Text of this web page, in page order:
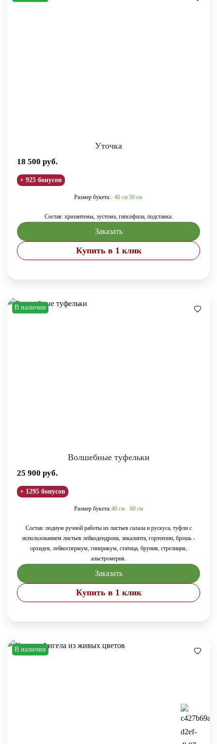
Уточка
18 500 руб.
+ 925 бонусов
Размер букета: 40 см 50 см
Состав: хризантемы, эустома, гипсофила, подставка.
Заказать
Купить в 1 клик
В наличии
Волшебные туфельки
25 900 руб.
+ 1295 бонусов
Размер букета:40 см 60 см
Состав: подиум ручной работы из листьев салала и рускуса, туфли с
использованием листьев лейкодендрона, эвкалипта, гортензии, брошь -
орхидея, лейкоспермум, гиперикум, статица, бруния, стрелиция,
альстромерия.
Заказать
Купить в 1 клик
В наличии